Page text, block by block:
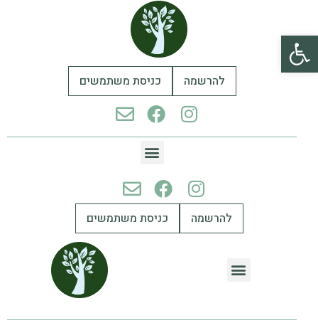
פתח סרגל נגישות
להרשמה כניסת משתמשים
להרשמה כניסת משתמשים